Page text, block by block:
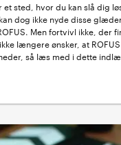
et sted, hvor du kan slå dig
dog ikke nyde disse
Men fortvivl ikke, der
længere ønsker, at
så læs med i dette